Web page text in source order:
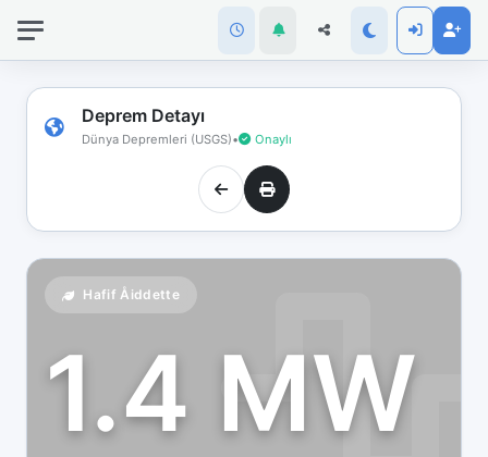
Deprem Detayı
Dünya Depremleri (USGS)• Onaylı
Hafif Åiddette
1.4 MW
bağlantınız
koptu!
Çevrimdışı
moddasınız.